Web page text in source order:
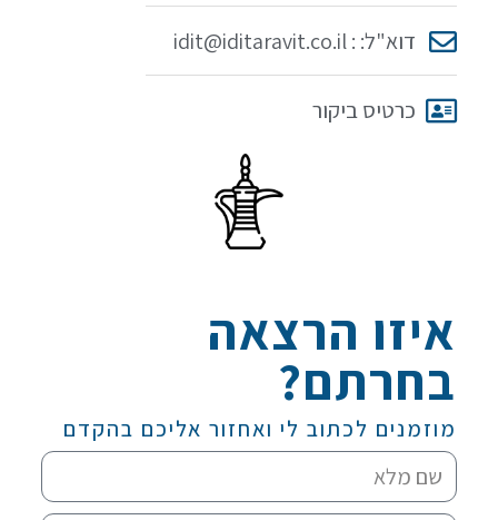
איזו הרצאה
בחרתם?
מוזמנים לכתוב לי ואחזור אליכם בהקדם
דוא"ל: : idit@iditaravit.co.il
כרטיס ביקור